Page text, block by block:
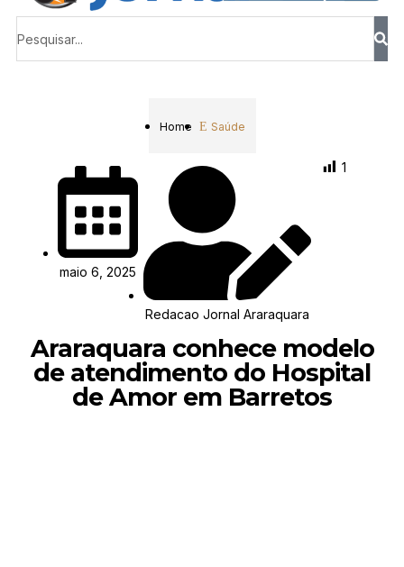
Home Saúde
maio 6, 2025
Redacao Jornal Araraquara
1
Araraquara conhece modelo
de atendimento do Hospital
de Amor em Barretos